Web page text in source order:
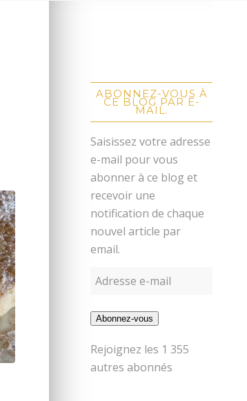
ABONNEZ-VOUS À
CE BLOG PAR E-
MAIL.
Saisissez votre adresse
e-mail pour vous
abonner à ce blog et
recevoir une
notification de chaque
nouvel article par
email.
Abonnez-vous
Rejoignez les 1 355
autres abonnés